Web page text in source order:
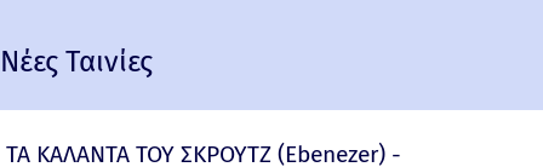
Νέες Ταινίες
ΤΑ ΚΑΛΑΝΤΑ ΤΟΥ ΣΚΡΟΥΤΖ (Ebenezer) -